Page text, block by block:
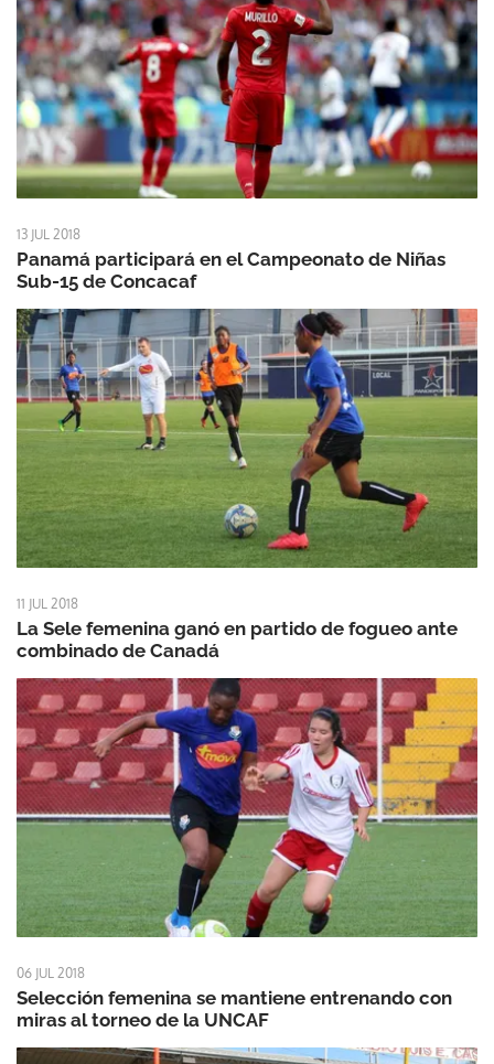
13 JUL 2018
Panamá participará en el Campeonato de Niñas
Sub-15 de Concacaf
11 JUL 2018
La Sele femenina ganó en partido de fogueo ante
combinado de Canadá
06 JUL 2018
Selección femenina se mantiene entrenando con
miras al torneo de la UNCAF